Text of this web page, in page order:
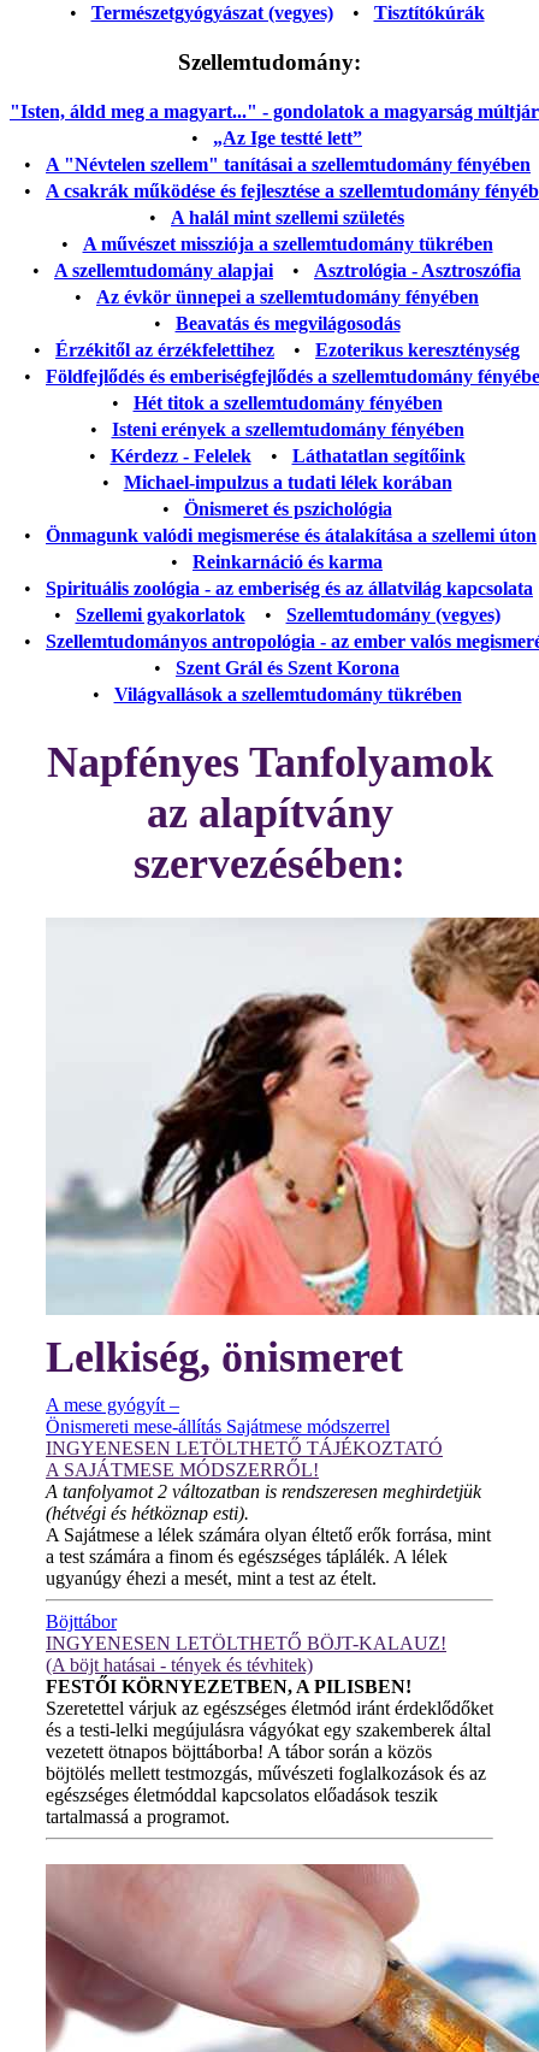
• Természetgyógyászat (vegyes)• Tisztítókúrák
Szellemtudomány:
"Isten, áldd meg a magyart..." - gondolatok a magyarság
• „Az Ige testté lett”
• A "Névtelen szellem" tanításai a szellemtudomány fényében
• A csakrák működése és fejlesztése a szellemtudomány
• A halál mint szellemi születés
• A művészet missziója a szellemtudomány tükrében
• A szellemtudomány alapjai • Asztrológia - Asztroszófia
• Az évkör ünnepei a szellemtudomány fényében
• Beavatás és megvilágosodás
• Érzékitől az érzékfelettihez • Ezoterikus kereszténység
• Földfejlődés és emberiségfejlődés a szellemtudomány
• Hét titok a szellemtudomány fényében
• Isteni erények a szellemtudomány fényében
• Kérdezz - Felelek• Láthatatlan segítőink
• Michael-impulzus a tudati lélek korában
• Önismeret és pszichológia
• Önmagunk valódi megismerése és átalakítása a szellemi úton
• Reinkarnáció és karma
• Spirituális zoológia - az emberiség és az állatvilág kapcsolata
• Szellemi gyakorlatok• Szellemtudomány (vegyes)
• Szellemtudományos antropológia - az ember valós
• Szent Grál és Szent Korona
• Világvallások a szellemtudomány tükrében
Napfényes Tanfolyamok
az alapítvány
szervezésében:
Lelkiség, önismeret
A mese gyógyít –
Önismereti mese-állítás Sajátmese módszerrel
INGYENESEN LETÖLTHETŐ TÁJÉKOZTATÓ
A SAJÁTMESE MÓDSZERRŐL!
A tanfolyamot 2 változatban is rendszeresen meghirdetjük
(hétvégi és hétköznap esti).
A Sajátmese a lélek számára olyan éltető erők forrása, mint
a test számára a finom és egészséges táplálék. A lélek
ugyanúgy éhezi a mesét, mint a test az ételt.
Böjttábor
INGYENESEN LETÖLTHETŐ BÖJT-KALAUZ!
(A böjt hatásai - tények és tévhitek)
FESTŐI KÖRNYEZETBEN, A PILISBEN!
Szeretettel várjuk az egészséges életmód iránt érdeklődőket
és a testi-lelki megújulásra vágyókat egy szakemberek által
vezetett ötnapos böjttáborba! A tábor során a közös
böjtölés mellett testmozgás, művészeti foglalkozások és az
egészséges életmóddal kapcsolatos előadások teszik
tartalmassá a programot.